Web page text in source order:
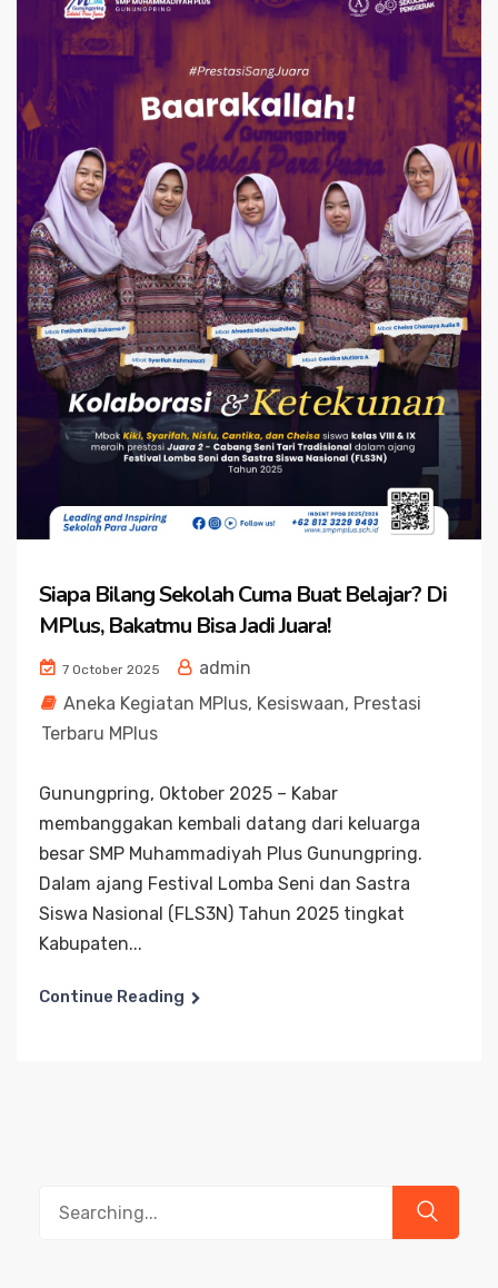
Siapa Bilang Sekolah Cuma Buat Belajar? Di
MPlus, Bakatmu Bisa Jadi Juara!
7 October 2025
admin
Aneka Kegiatan MPlus, Kesiswaan, Prestasi
Terbaru MPlus
Gunungpring, Oktober 2025 – Kabar
membanggakan kembali datang dari keluarga
besar SMP Muhammadiyah Plus Gunungpring.
Dalam ajang Festival Lomba Seni dan Sastra
Siswa Nasional (FLS3N) Tahun 2025 tingkat
Kabupaten...
Continue Reading